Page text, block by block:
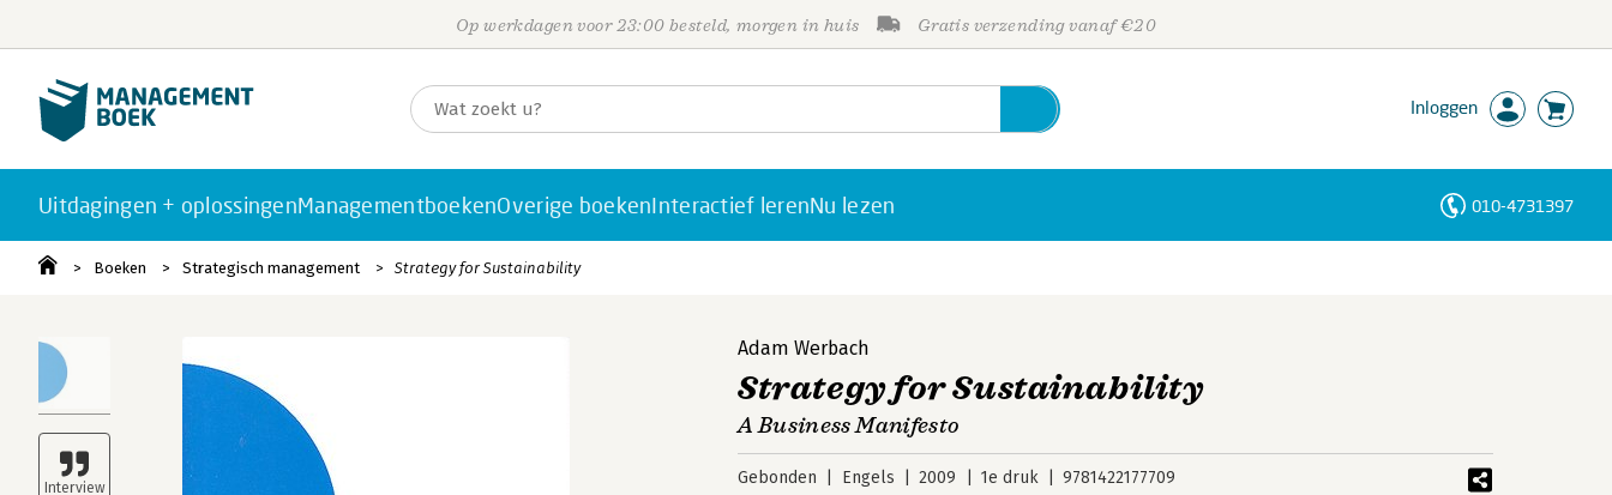
Op werkdagen voor 23:00 besteld, morgen in huis Gratis verzending vanaf €20
Inloggen
Uitdagingen + oplossingenManagementboekenOverige boekenInteractief lerenNu lezen 010-4731397
Boeken Strategisch management Strategy for Sustainability
Adam Werbach
Strategy for Sustainability
A Business Manifesto
Gebonden Engels 2009 1e druk 9781422177709
Personen